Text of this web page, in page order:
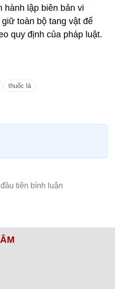
hành lập biên bản vi
toàn bộ tang vật để
quy định của pháp luật.
thuốc lá